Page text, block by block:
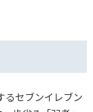
るセブンイレブン